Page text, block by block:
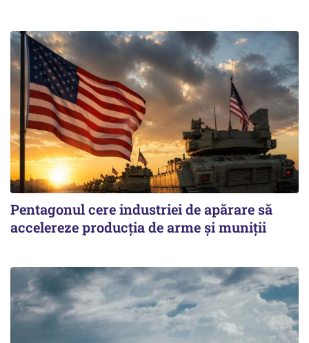
Pentagonul cere industriei de apărare să
accelereze producția de arme și muniții